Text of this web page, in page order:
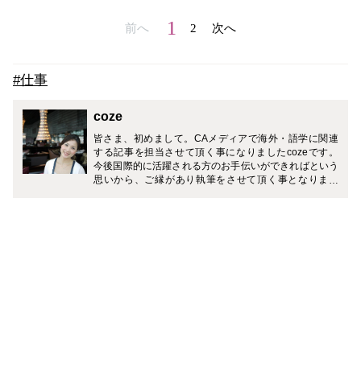
前へ 1 2 次へ
#仕事
coze
皆さま、初めまして。CAメディアで海外・語学に関連
する記事を担当させて頂く事になりましたcozeです。
今後国際的に活躍される方のお手伝いができればという
思いから、ご縁があり執筆をさせて頂く事となりまし